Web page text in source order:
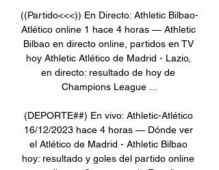
((Partido<<<)) En Directo: Athletic Bilbao-
Atlético online 1 hace 4 horas — Athletic
Bilbao en directo online, partidos en TV
hoy Athletic Atlético de Madrid - Lazio,
en directo: resultado de hoy de
Champions League ...
(DEPORTE##) En vivo: Athletic-Atlético
16/12/2023 hace 4 horas — Dónde ver
el Atlético de Madrid - Athletic Bilbao
hoy: resultado y goles del partido online